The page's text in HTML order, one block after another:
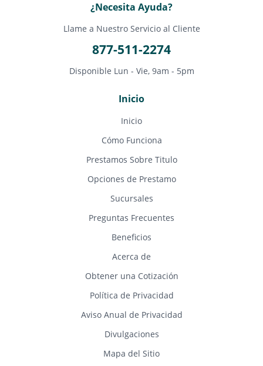
¿Necesita Ayuda?
Llame a Nuestro Servicio al Cliente
877-511-2274
Disponible Lun - Vie, 9am - 5pm
Inicio
Inicio
Cómo Funciona
Prestamos Sobre Titulo
Opciones de Prestamo
Sucursales
Preguntas Frecuentes
Beneficios
Acerca de
Obtener una Cotización
Política de Privacidad
Aviso Anual de Privacidad
Divulgaciones
Mapa del Sitio